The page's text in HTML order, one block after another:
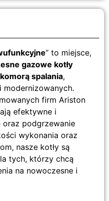
” to miejsce,
gazowe kotły
spalania,
modernizowanych.
firm Ariston
efektywne i
oraz podgrzewanie
wykonania oraz
nasze kotły są
tych, którzy chcą
na nowoczesne i